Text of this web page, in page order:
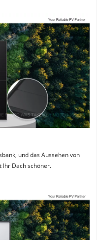
und das Aussehen von
Ihr Dach schöner.